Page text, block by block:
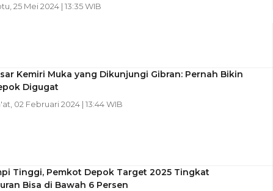
25 Mei 2024 | 13:35 WIB
Kemiri Muka yang Dikunjungi Gibran: Pernah Bikin
Digugat
02 Februari 2024 | 13:44 WIB
Tinggi, Pemkot Depok Target 2025 Tingkat
Bisa di Bawah 6 Persen